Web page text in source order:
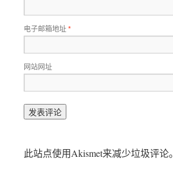
电子邮箱地址*
网站网址
此站点使用Akismet来减少垃圾评论。